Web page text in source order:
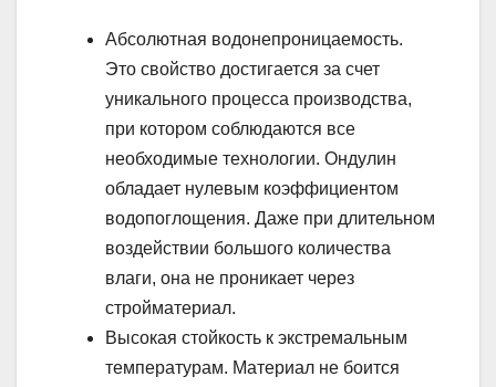
Абсолютная водонепроницаемость.
Это свойство достигается за счет
уникального процесса производства,
при котором соблюдаются все
необходимые технологии. Ондулин
обладает нулевым коэффициентом
водопоглощения. Даже при длительном
воздействии большого количества
влаги, она не проникает через
стройматериал.
Высокая стойкость к экстремальным
температурам. Материал не боится